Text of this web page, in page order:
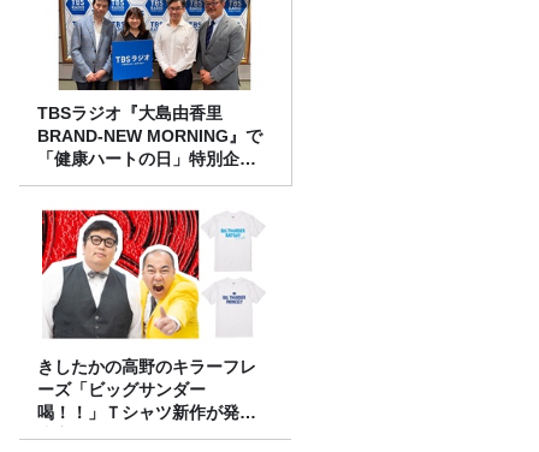
TBSラジオ『大島由香里
BRAND-NEW MORNING』で
「健康ハートの日」特別企画
を8/10（月）に放送
きしたかの高野のキラーフレ
ーズ「ビッグサンダー
喝！！」Ｔシャツ新作が発売
決定！